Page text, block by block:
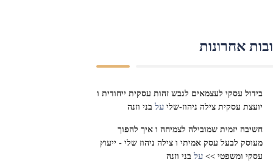
אחרונות
בידול עסקי לעצמאים לגבש זהות עסקית ייחודית ו
יועצת עסקית צילה ניהוז-שלי עלבני וזנה
חשיבה יזמית שמובילה לצמיחה ו איך להפוך
מעוסק לבעל עסק אמיתי ו צילה ניהוז שלי - ייעוץ
עסקי ומשפטי >> עלבני וזנה